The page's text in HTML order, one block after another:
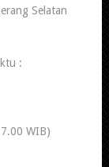
Selatan
:
WIB)